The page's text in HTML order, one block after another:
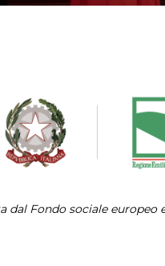
dal Fondo sociale